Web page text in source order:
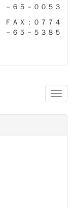
－６５－００５３
ＦＡＸ：０７７４
－６５－５３８５